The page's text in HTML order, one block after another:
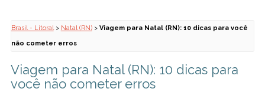
Brasil - Litoral> Natal (RN)> Viagem para Natal (RN): 10 dicas para você
não cometer erros
Viagem para Natal (RN): 10 dicas para
você não cometer erros